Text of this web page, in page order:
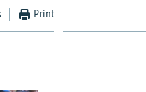
Print